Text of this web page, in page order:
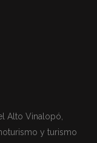
Alto Vinalopó,
y turismo